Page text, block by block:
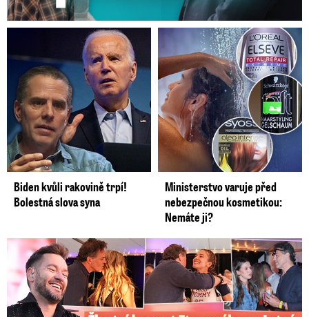
Biden kvůli rakovině trpí!
Bolestná slova syna
Ministerstvo varuje před
nebezpečnou kosmetikou:
Nemáte ji?
Koncert Ztraceného na Letné: Jágr přišel s Dominikou, ale...